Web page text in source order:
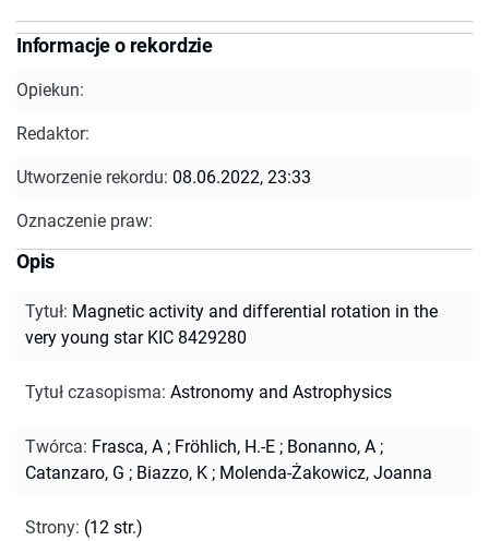
Informacje o rekordzie
Opiekun:
Redaktor:
Utworzenie rekordu: 08.06.2022, 23:33
Oznaczenie praw:
Opis
Tytuł: Magnetic activity and differential rotation in the
very young star KIC 8429280
Tytuł czasopisma: Astronomy and Astrophysics
Twórca: Frasca, A ; Fröhlich, H.-E ; Bonanno, A ;
Catanzaro, G ; Biazzo, K ; Molenda-Żakowicz, Joanna
Strony: (12 str.)